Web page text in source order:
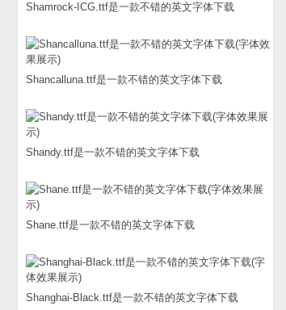
Shamrock-ICG.ttf是一款不错的英文字体下载
Shancalluna.ttf是一款不错的英文字体下载
Shandy.ttf是一款不错的英文字体下载
Shane.ttf是一款不错的英文字体下载
Shanghai-Black.ttf是一款不错的英文字体下载